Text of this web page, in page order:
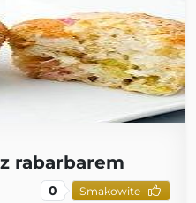
rabarbarem
0 Smakowite